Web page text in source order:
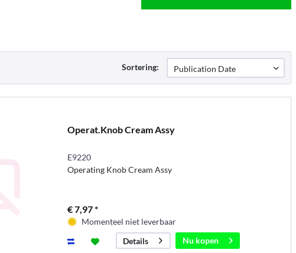
Sortering:
Operat.Knob Cream Assy
E9220
Operating Knob Cream Assy
€ 7,97 *
Momenteel niet leverbaar
Details
Nu kopen